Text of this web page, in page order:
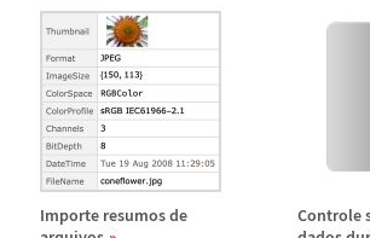
Importe resumos de
Controle